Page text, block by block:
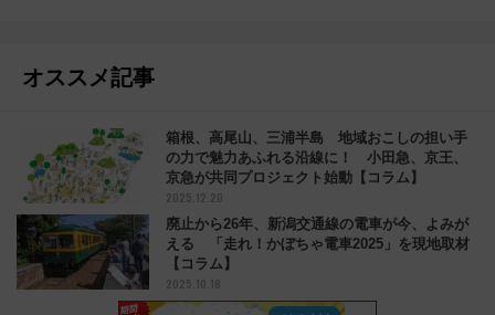
オススメ記事
箱根、高尾山、三浦半島 地域おこしの担い手
の力で魅力あふれる沿線に！ 小田急、京王、
京急が共同プロジェクト始動【コラム】
2025.12.20
廃止から26年、新潟交通線の電車が今、よみが
える 「走れ！かぼちゃ電車2025」を現地取材
【コラム】
2025.10.18